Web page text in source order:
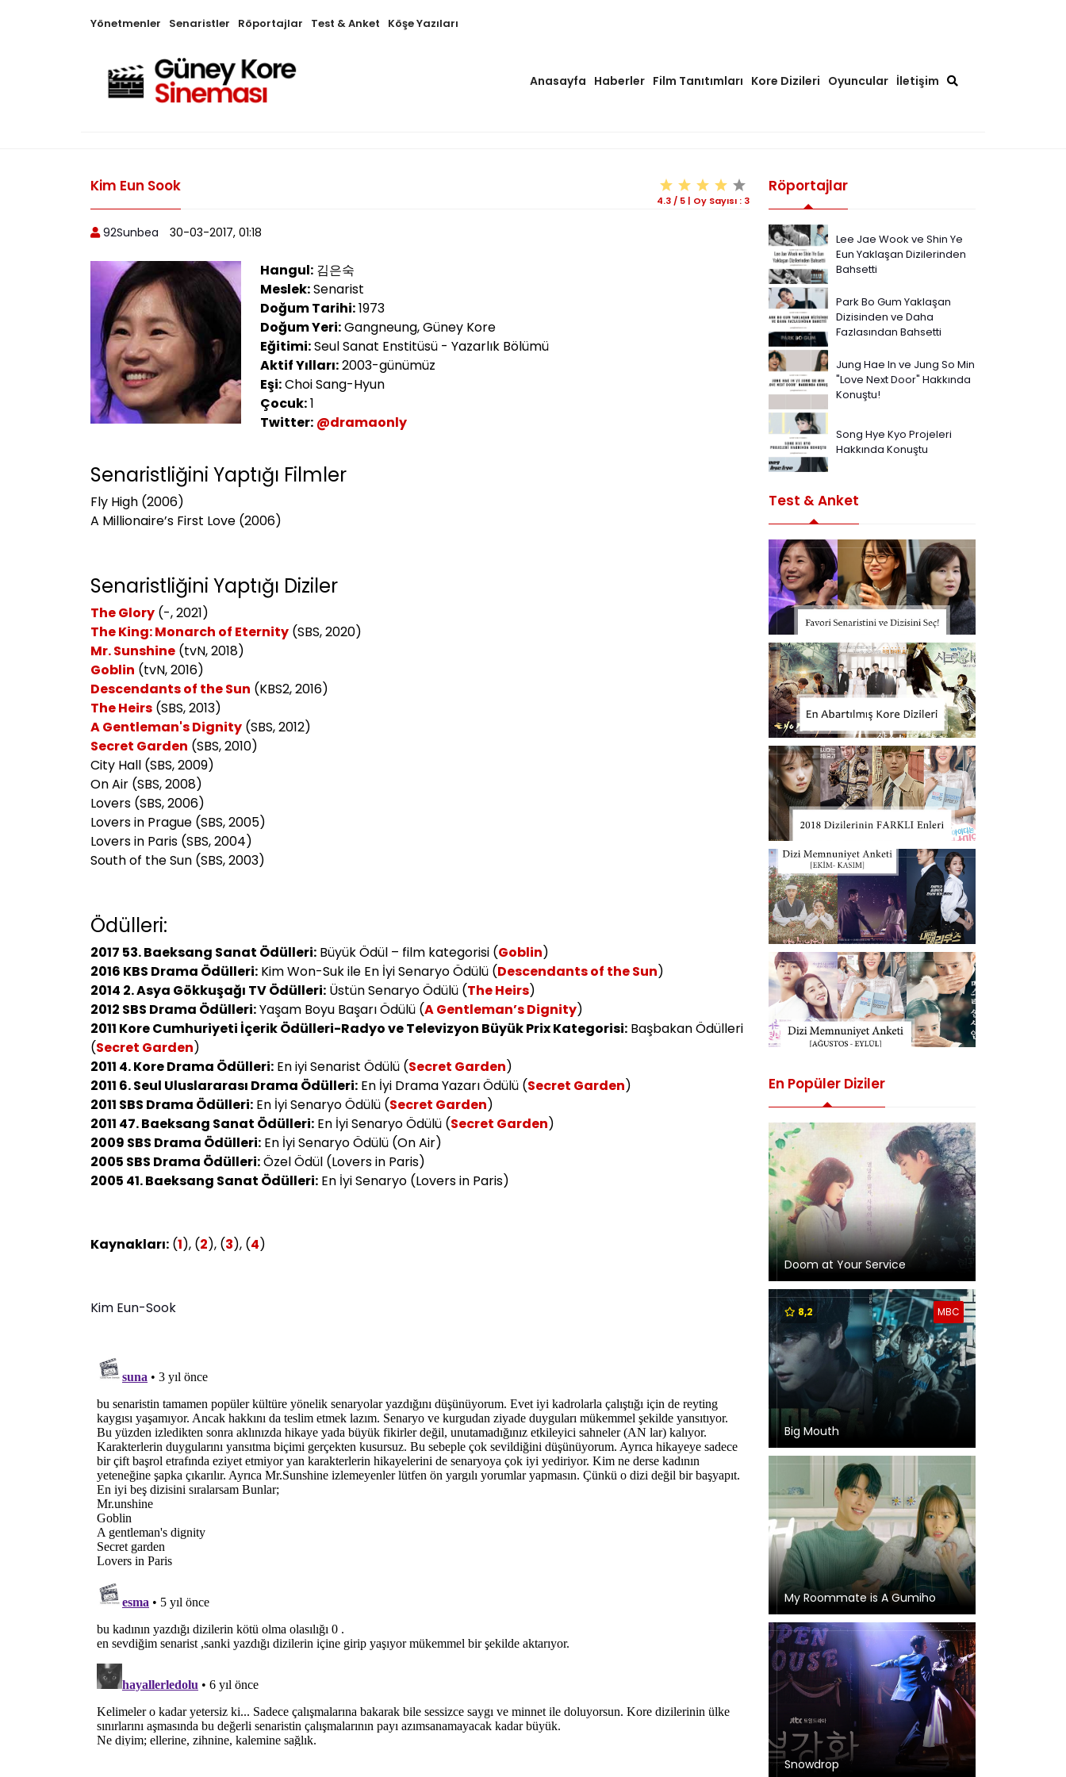
Yönetmenler Senaristler Röportajlar Test & Anket Köşe Yazıları
Anasayfa Haberler Film Tanıtımları Kore Dizileri Oyuncular İletişim
Kim Eun Sook
4.3 / 5 | Oy Sayısı : 3
92Sunbea 30-03-2017, 01:18
Hangul:김은숙
Meslek:Senarist
Doğum Tarihi:1973
Doğum Yeri:Gangneung, Güney Kore
Eğitimi:Seul Sanat Enstitüsü - Yazarlık Bölümü
Aktif Yılları:2003-günümüz
Eşi:Choi Sang-Hyun
Çocuk:1
Twitter: @dramaonly
Senaristliğini Yaptığı Filmler
Fly High (2006)
A Millionaire’s First Love (2006)
Senaristliğini Yaptığı Diziler
The Glory (-, 2021)
The King: Monarch of Eternity (SBS, 2020)
Mr. Sunshine (tvN, 2018)
Goblin (tvN, 2016)
Descendants of the Sun (KBS2, 2016)
The Heirs (SBS, 2013)
A Gentleman's Dignity (SBS, 2012)
Secret Garden (SBS, 2010)
City Hall (SBS, 2009)
On Air (SBS, 2008)
Lovers (SBS, 2006)
Lovers in Prague (SBS, 2005)
Lovers in Paris (SBS, 2004)
South of the Sun (SBS, 2003)
Ödülleri:
2017 53. Baeksang Sanat Ödülleri: Büyük Ödül – film kategorisi (Goblin)
2016 KBS Drama Ödülleri: Kim Won-Suk ile En İyi Senaryo Ödülü (Descendants of the Sun)
2014 2. Asya Gökkuşağı TV Ödülleri: Üstün Senaryo Ödülü (The Heirs)
2012 SBS Drama Ödülleri:Yaşam Boyu Başarı Ödülü (A Gentleman’s Dignity)
2011 Kore Cumhuriyeti İçerik Ödülleri-Radyo ve Televizyon Büyük Prix Kategorisi: Başbakan Ödülleri
(Secret Garden)
2011 4. Kore Drama Ödülleri: En iyi Senarist Ödülü (Secret Garden)
2011 6. Seul Uluslararası Drama Ödülleri: En İyi Drama Yazarı Ödülü (Secret Garden)
2011 SBS Drama Ödülleri: En İyi Senaryo Ödülü (Secret Garden)
2011 47. Baeksang Sanat Ödülleri: En İyi Senaryo Ödülü (Secret Garden)
2009 SBS Drama Ödülleri: En İyi Senaryo Ödülü (On Air)
2005 SBS Drama Ödülleri:Özel Ödül (Lovers in Paris)
2005 41. Baeksang Sanat Ödülleri: En İyi Senaryo (Lovers in Paris)
Kaynakları: (1), (2), (3), (4)
Kim Eun-Sook
Röportajlar
Lee Jae Wook ve Shin Ye
Eun Yaklaşan Dizilerinden
Bahsetti
Park Bo Gum Yaklaşan
Dizisinden ve Daha
Fazlasından Bahsetti
Jung Hae In ve Jung So Min
"Love Next Door" Hakkında
Konuştu!
Song Hye Kyo Projeleri
Hakkında Konuştu
Test & Anket
En Popüler Diziler
Doom at Your Service
MBC
8,2
Big Mouth
My Roommate is A Gumiho
Snowdrop